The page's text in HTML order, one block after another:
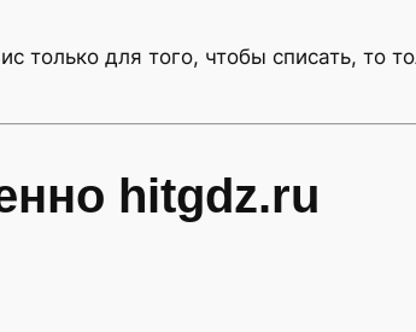
только для того, чтобы списать, то
hitgdz.ru